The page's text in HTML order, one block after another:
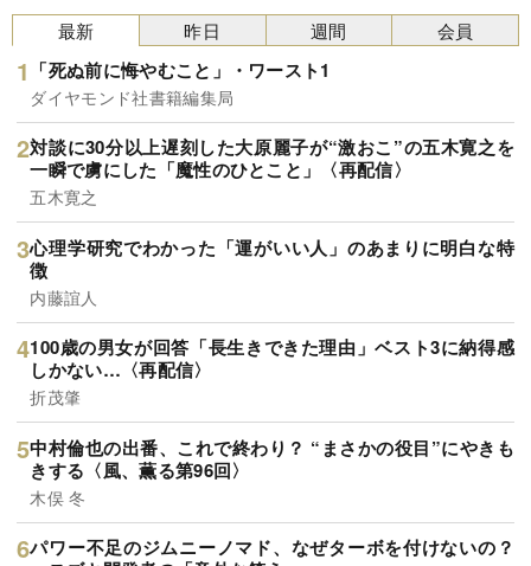
最新
「死ぬ前に悔やむこと」・ワースト1
ダイヤモンド社書籍編集局
対談に30分以上遅刻した大原麗子が“激おこ”の五木寛之を
一瞬で虜にした「魔性のひとこと」〈再配信〉
五木寛之
心理学研究でわかった「運がいい人」のあまりに明白な特
徴
内藤誼人
100歳の男女が回答「長生きできた理由」ベスト3に納得感
しかない…〈再配信〉
折茂肇
中村倫也の出番、これで終わり？ “まさかの役目”にやきも
きする〈風、薫る第96回〉
木俣 冬
パワー不足のジムニーノマド、なぜターボを付けないの？
昨日 週間 会員